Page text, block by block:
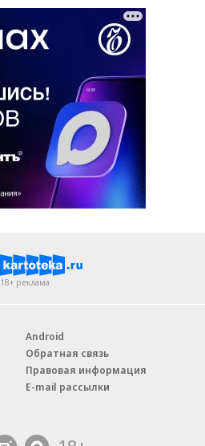
18+ реклама
Android
Обратная связь
Правовая информация
E-mail рассылки